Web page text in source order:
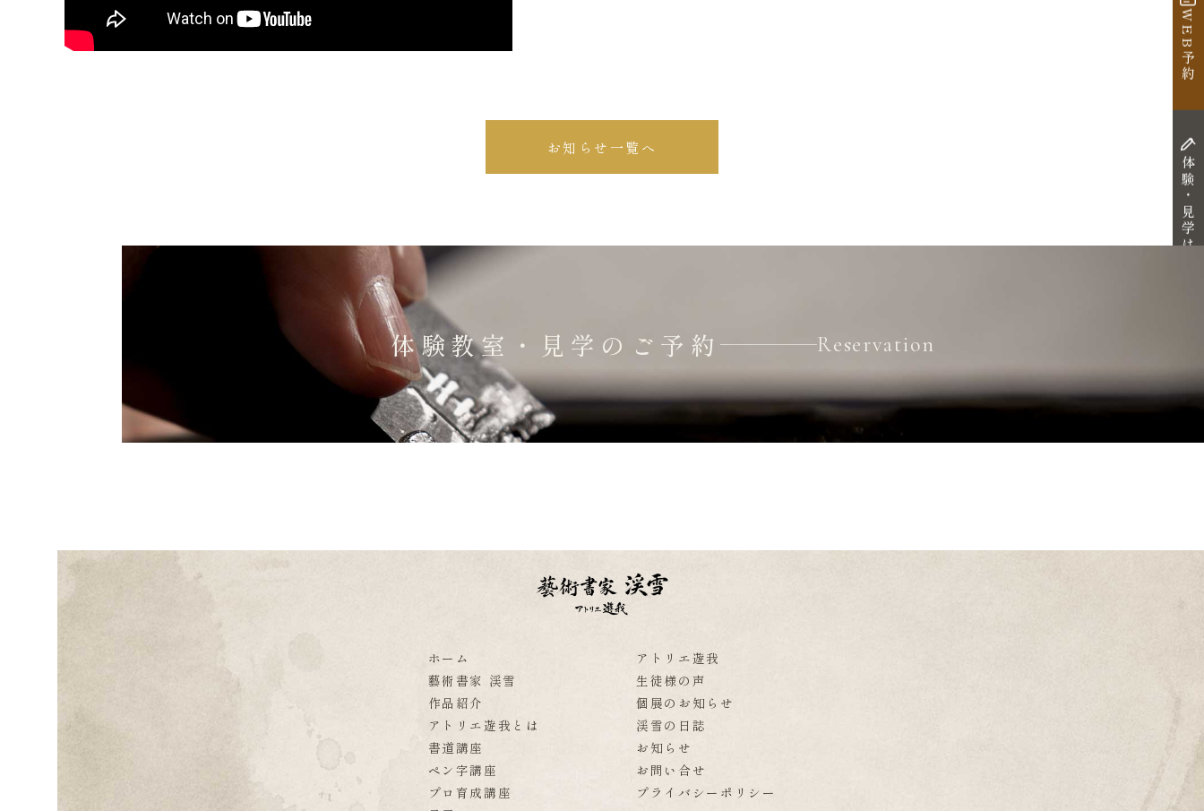
WEB予約
体験・見学はこちら
お知らせ一覧へ
体験教室・見学のご予約 Reservation
ホーム
藝術書家 渓雪
作品紹介
アトリエ遊我とは
書道講座
ペン字講座
プロ育成講座
アトリエ遊我
生徒様の声
個展のお知らせ
渓雪の日誌
お知らせ
お問い合せ
プライバシーポリシー